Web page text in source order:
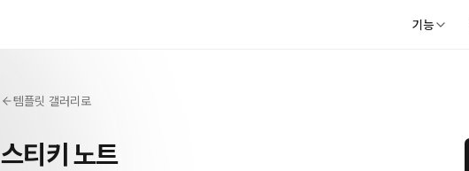
기능
템플릿 갤러리로
스티키 노트